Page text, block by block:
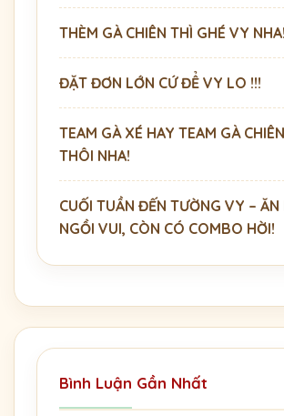
THÈM GÀ CHIÊN THÌ GHÉ VY NHA!
ĐẶT ĐƠN LỚN CỨ ĐỂ VY LO !!!
TEAM GÀ XÉ HAY TEAM GÀ
THÔI NHA!
CUỐI TUẦN ĐẾN TƯỜNG VY – ĂN
NGỒI VUI, CÒN CÓ COMBO HỜI!
Bình Luận Gần Nhất